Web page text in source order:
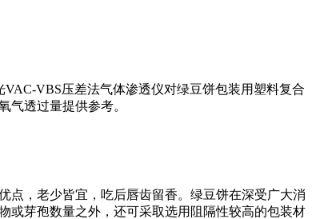
VBS压差法气体渗透仪对绿豆饼包装用塑料复合
气透过量提供参考。
点，老少皆宜，吃后唇齿留香。绿豆饼在深受广大消
或芽孢数量之外，还可采取选用阻隔性较高的包装材